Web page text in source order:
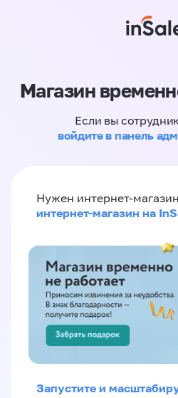
Магазин
Если вы
войдите в панель
Нужен интернет-
интернет-магазин на
Запустите и